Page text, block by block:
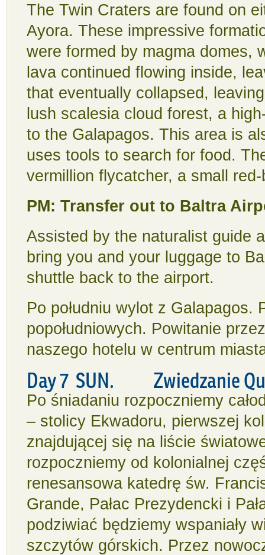
The Twin Craters are found on
Ayora. These impressive
were formed by magma domes,
lava continued flowing inside,
that eventually collapsed,
lush scalesia cloud forest, a
to the Galapagos. This area is
uses tools to search for food.
vermillion flycatcher, a small
PM: Transfer out to Baltra
Assisted by the naturalist guide
bring you and your luggage to
shuttle back to the airport.
Po południu wylot z
popołudniowych. Powitanie
naszego hotelu w centrum
Day 7 SUN. Zwiedzanie
Po śniadaniu rozpoczniemy
– stolicy Ekwadoru, pierwszej
znajdującej się na liście
rozpoczniemy od kolonialnej
renesansowa katedrę św.
Grande, Pałac Prezydencki i
podziwiać będziemy wspaniały
szczytów górskich. Przez